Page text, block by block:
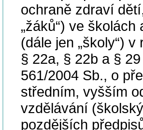
ochraně zdraví
„žáků“) ve
(dále jen „školy“)
§ 22a, § 22b a §
561/2004 Sb., o
středním, vyšším
vzdělávání
pozdějších